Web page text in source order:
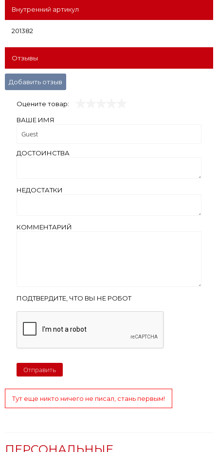
Внутренний артикул
201382
Отзывы
Добавить отзыв
Оцените товар:
ВАШЕ ИМЯ
ДОСТОИНСТВА
НЕДОСТАТКИ
КОММЕНТАРИЙ
ПОДТВЕРДИТЕ, ЧТО ВЫ НЕ РОБОТ
Тут еще никто ничего не писал, стань первым!